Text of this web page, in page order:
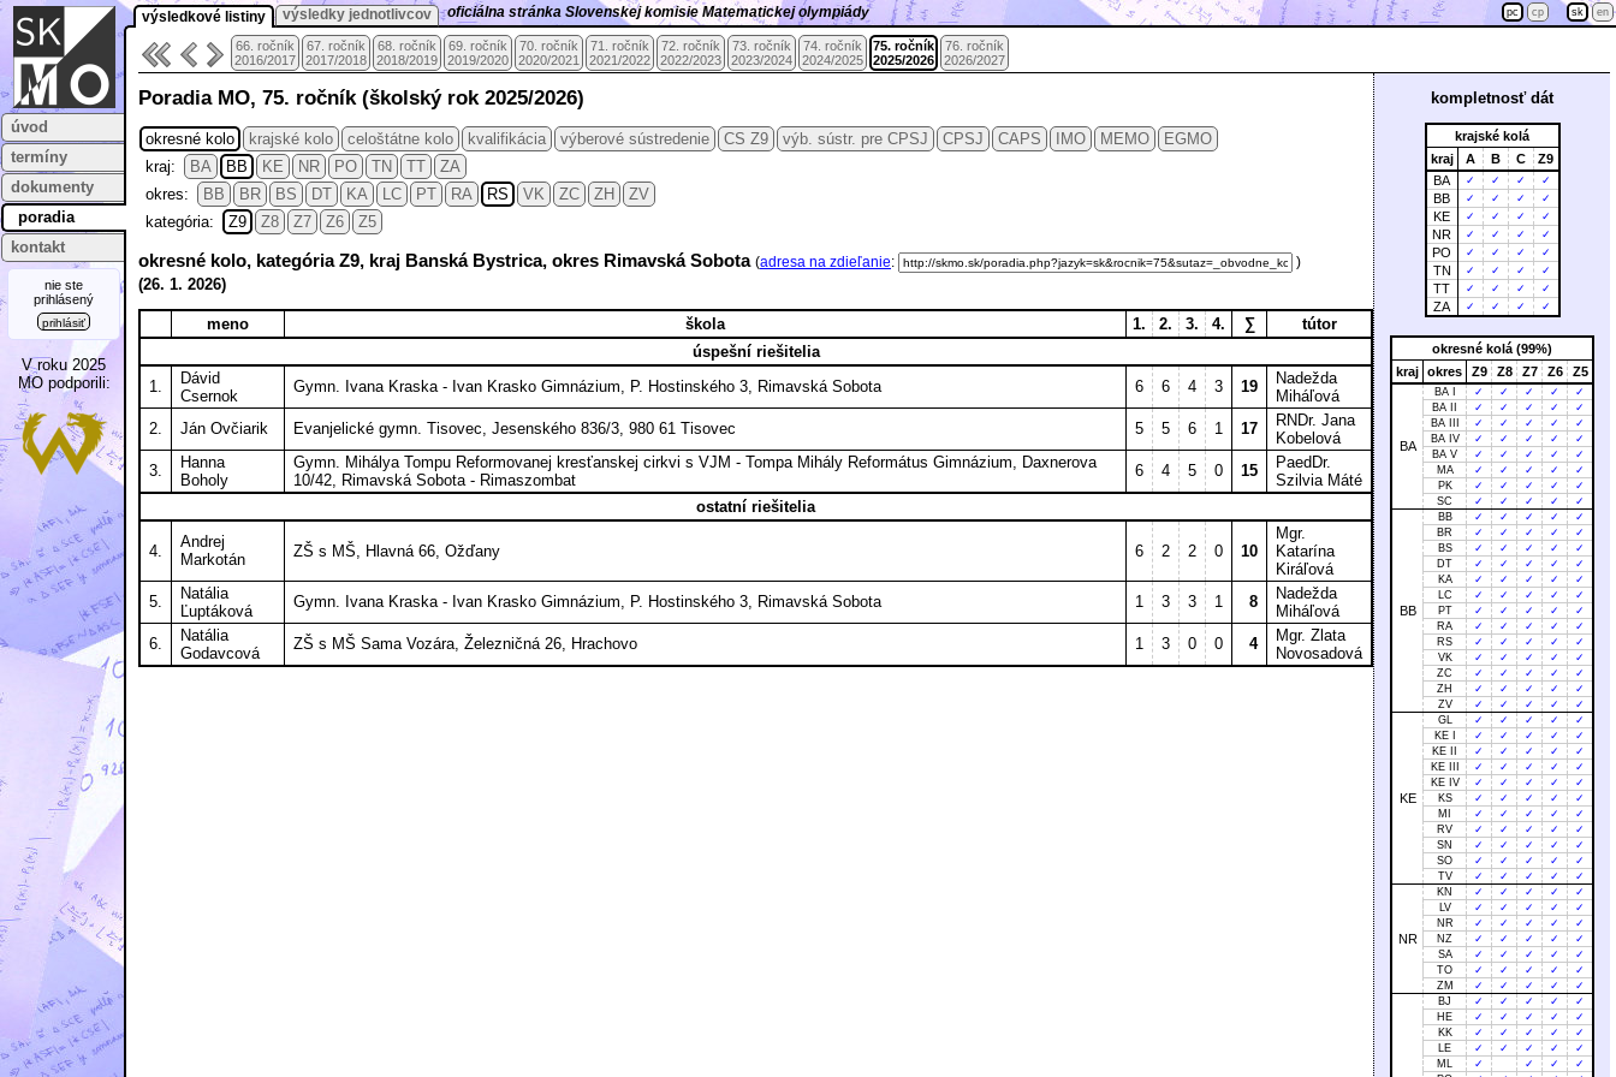
úvod
termíny
dokumenty
poradia
kontakt
nie ste
prihlásený
prihlásiť
V roku 2025
MO podporili:
výsledkové listiny výsledky jednotlivcov oficiálna stránka Slovenskej komisie Matematickej olympiády pc cp sk en
66. ročník
2016/2017
67. ročník
2017/2018
68. ročník
2018/2019
69. ročník
2019/2020
70. ročník
2020/2021
71. ročník
2021/2022
72. ročník
2022/2023
73. ročník
2023/2024
74. ročník
2024/2025
75. ročník
2025/2026
76. ročník
2026/2027
kompletnosť dát
krajské kolá
kraj
A B C
Z9
BA
✓ ✓ ✓ ✓
BB ✓ ✓ ✓ ✓
KE ✓ ✓ ✓ ✓
NR ✓ ✓ ✓ ✓
PO ✓ ✓ ✓ ✓
TN ✓ ✓ ✓ ✓
TT ✓ ✓ ✓ ✓
ZA ✓ ✓ ✓ ✓
okresné kolá (99%)
kraj okres Z9 Z8 Z7 Z6 Z5
BA
BA I ✓ ✓ ✓ ✓
✓
BA II
✓ ✓ ✓ ✓
✓
BA III
✓ ✓ ✓ ✓
✓
BA IV
✓ ✓ ✓ ✓
✓
BA V
✓ ✓ ✓ ✓
✓
MA
✓ ✓ ✓ ✓
✓
PK
✓ ✓ ✓ ✓
✓
SC
✓ ✓ ✓ ✓ ✓
BB
BB ✓ ✓ ✓ ✓
✓
BR
✓ ✓ ✓ ✓
✓
BS
✓ ✓ ✓ ✓
✓
DT
✓ ✓ ✓ ✓
✓
KA
✓ ✓ ✓ ✓
✓
LC
✓ ✓ ✓ ✓
✓
PT
✓ ✓ ✓ ✓
✓
RA
✓ ✓ ✓ ✓
✓
RS
✓ ✓ ✓ ✓
✓
VK
✓ ✓ ✓ ✓
✓
ZC
✓ ✓ ✓ ✓
✓
ZH
✓ ✓ ✓ ✓
✓
ZV
✓ ✓ ✓ ✓ ✓
KE
GL ✓ ✓ ✓ ✓
✓
KE I
✓ ✓ ✓ ✓
✓
KE II
✓ ✓ ✓ ✓
✓
KE III
✓ ✓ ✓ ✓
✓
KE IV
✓ ✓ ✓ ✓
✓
KS
✓ ✓ ✓ ✓
✓
MI
✓ ✓ ✓ ✓
✓
RV
✓ ✓ ✓ ✓
✓
SN
✓ ✓ ✓ ✓
✓
SO
✓ ✓ ✓ ✓
✓
TV
✓ ✓ ✓ ✓ ✓
NR
KN ✓ ✓ ✓ ✓
✓
LV
✓ ✓ ✓ ✓
✓
NR
✓ ✓ ✓ ✓
✓
NZ
✓ ✓ ✓ ✓
✓
SA
✓ ✓ ✓ ✓
✓
TO
✓ ✓ ✓ ✓
✓
ZM
✓ ✓ ✓ ✓
✓
BJ
✓ ✓ ✓ ✓
✓
HE
✓ ✓ ✓ ✓
✓
KK
✓ ✓ ✓ ✓
✓
LE
✓ ✓ ✓ ✓
✓
ML
✓ ✓ ✓
✓
Poradia MO, 75. ročník (školský rok 2025/2026)
okresné kolo krajské kolo celoštátne kolo kvalifikácia výberové sústredenie CS Z9 výb. sústr. pre CPSJ CPSJ CAPS IMO MEMO
EGMO
kraj:
BA BB KE NR PO TN TT
ZA
okres:
BB BR BS DT KA LC PT RA RS VK ZC ZH
ZV
kategória:
Z9 Z8 Z7 Z6 Z5
okresné kolo, kategória Z9, kraj Banská Bystrica, okres Rimavská Sobota (adresa na zdieľanie: )
(26. 1. 2026)
meno škola 1. 2. 3. 4. ∑
tútor
úspešní riešitelia
1.
Dávid
Csernok
Gymn. Ivana Kraska - Ivan Krasko Gimnázium, P. Hostinského 3, Rimavská Sobota 6 6 4 3 19
Nadežda
Miháľová
2.
Ján Ovčiarik Evanjelické gymn. Tisovec, Jesenského 836/3, 980 61 Tisovec 5 5 6 1 17
RNDr. Jana
Kobelová
3.
Hanna
Boholy
Gymn. Mihálya Tompu Reformovanej kresťanskej cirkvi s VJM - Tompa Mihály Református Gimnázium, Daxnerova
10/42, Rimavská Sobota - Rimaszombat
6 4 5 0 15
PaedDr.
Szilvia Máté
ostatní riešitelia
4.
Andrej
Markotán
ZŠ s MŠ, Hlavná 66, Ožďany 6 2 2 0 10
Mgr.
Katarína
Kiráľová
5.
Natália
Ľuptáková
Gymn. Ivana Kraska - Ivan Krasko Gimnázium, P. Hostinského 3, Rimavská Sobota 1 3 3 1 8
Nadežda
Miháľová
6.
Natália
Godavcová
ZŠ s MŠ Sama Vozára, Železničná 26, Hrachovo 1 3 0 0 4
Mgr. Zlata
Novosadová